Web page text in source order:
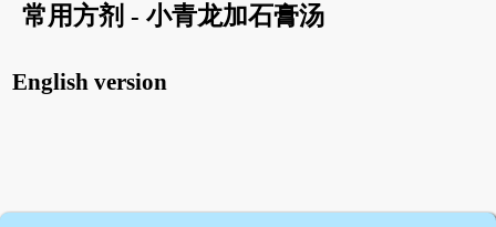
常用方剂 - 小青龙加石膏汤
English version